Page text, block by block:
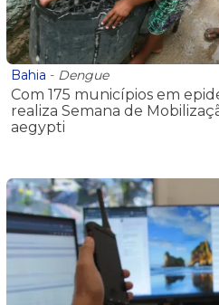
Bahia - Dengue
Com 175 municípios em
realiza Semana de
aegypti